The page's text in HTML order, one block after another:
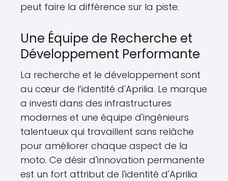
peut faire la différence sur la piste.
Une Équipe de Recherche et
Développement Performante
La recherche et le développement sont
au cœur de l’identité d'Aprilia. Le marque
a investi dans des infrastructures
modernes et une équipe d'ingénieurs
talentueux qui travaillent sans relâche
pour améliorer chaque aspect de la
moto. Ce désir d'innovation permanente
est un fort attribut de l'identité d'Aprilia